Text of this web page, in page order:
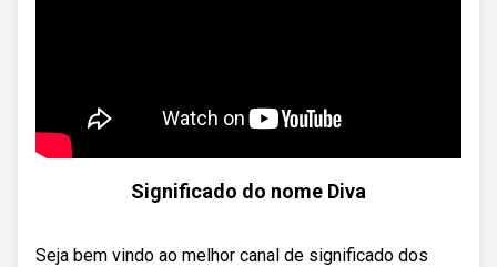
Significado do nome Diva
Seja bem vindo ao melhor canal de significado dos